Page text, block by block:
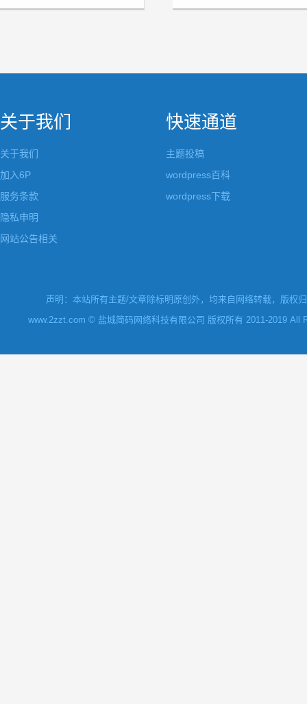
关于我们
关于我们
加入6P
服务条款
隐私申明
网站公告相关
快速通道
主题投稿
wordpress百科
wordpress下载
声明：本站所有主题/文章除标明原创外，均来自网络转载，版权
www.2zzt.com © 盐城简码网络科技有限公司 版权所有 2011-2019